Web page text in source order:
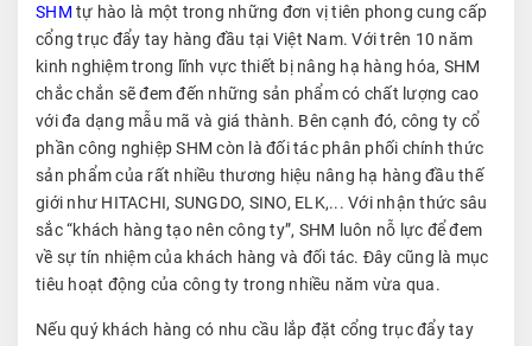
SHM tự hào là một trong những đơn vị tiên phong cung cấp
cổng trục đẩy tay hàng đầu tại Việt Nam. Với trên 10 năm
kinh nghiệm trong lĩnh vực thiết bị nâng hạ hàng hóa, SHM
chắc chắn sẽ đem đến những sản phẩm có chất lượng cao
với đa dạng mẫu mã và giá thành. Bên cạnh đó, công ty cổ
phần công nghiệp SHM còn là đối tác phân phối chính thức
sản phẩm của rất nhiều thương hiệu nâng hạ hàng đầu thế
giới như HITACHI, SUNGDO, SINO, ELK,... Với nhận thức sâu
sắc “khách hàng tạo nên công ty”, SHM luôn nỗ lực để đem
về sự tín nhiệm của khách hàng và đối tác. Đây cũng là mục
tiêu hoạt động của công ty trong nhiều năm vừa qua.
Nếu quý khách hàng có nhu cầu lắp đặt cổng trục đẩy tay